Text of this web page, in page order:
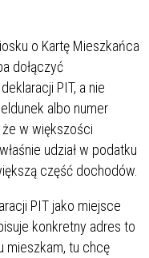
o Kartę Mieszkańca
dołączyć
PIT, a nie
albo numer
że w większości
udział w podatku
część dochodów.
PIT jako miejsce
konkretny adres to
mieszkam, tu chcę